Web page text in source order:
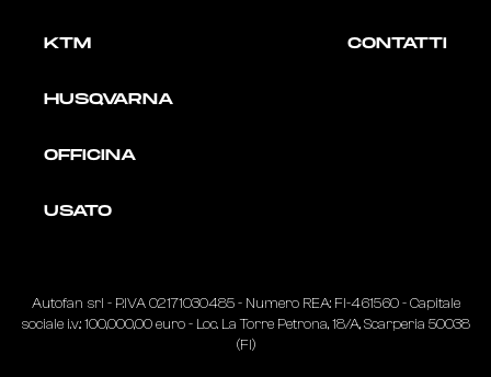
KTM
HUSQVARNA
OFFICINA
USATO
CONTATTI
Autofan srl - P.IVA02171030485- Numero REA: FI-461560 - Capitale
sociale i.v.: 100,000,00 euro - Loc. La Torre Petrona, 18/A, Scarperia 50038
(FI)